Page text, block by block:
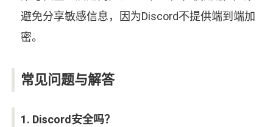
避免分享敏感信息，因为Discord不提供端到端加
密。
常见问题与解答
1. Discord安全吗？